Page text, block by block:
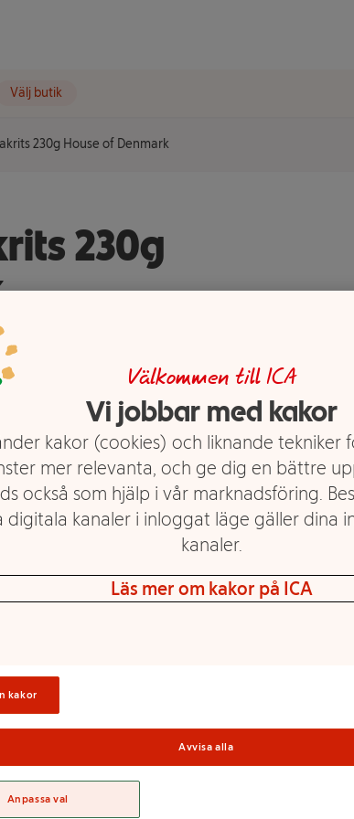
Välj butik
230g House of Denmark
230g
choklad Ingredienser: 69,5
HEL-
emulgator:
(melasse,
lakridsekstrakt,
handlingsmedel (gummi
Sukker/socker*,
(kokos, raps),
farve/färgämne E153,
belagda med
mak/karamell smak
kakaosmør,
emulgator (SOJALECITHIN
naturlig vaniljearoma),
sukker/socker, vand,
Välkommen till ICA
Vi jobbar med kakor
kakor (cookies) och liknande tekniker
mer relevanta, och ge dig en bättre
också som hjälp i vår marknadsföring.
digitala kanaler i inloggat läge gäller dina
kanaler.
Läs mer om kakor på ICA
kakor
Avvisa alla
Anpassa val